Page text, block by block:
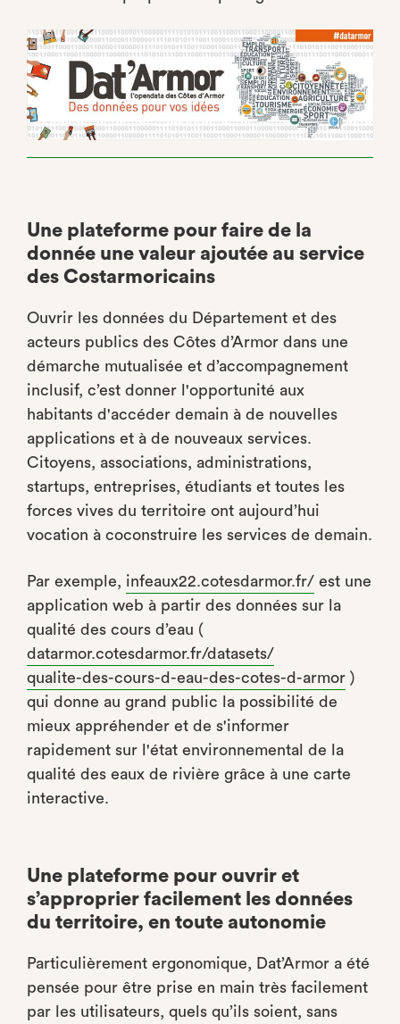
Une plateforme pour faire de la
donnée une valeur ajoutée au service
des Costarmoricains
Ouvrir les données du Département et des
acteurs publics des Côtes d’Armor dans une
démarche mutualisée et d’accompagnement
inclusif, c’est donner l'opportunité aux
habitants d'accéder demain à de nouvelles
applications et à de nouveaux services.
Citoyens, associations, administrations,
startups, entreprises, étudiants et toutes les
forces vives du territoire ont aujourd’hui
vocation à coconstruire les services de demain.
Par exemple, infeaux22.cotesdarmor.fr/ est une
application web à partir des données sur la
qualité des cours d’eau (
datarmor.cotesdarmor.fr/datasets/
qualite-des-cours-d-eau-des-cotes-d-armor )
qui donne au grand public la possibilité de
mieux appréhender et de s'informer
rapidement sur l'état environnemental de la
qualité des eaux de rivière grâce à une carte
interactive.
Une plateforme pour ouvrir et
s’approprier facilement les données
du territoire, en toute autonomie
Particulièrement ergonomique, Dat’Armor a été
pensée pour être prise en main très facilement
par les utilisateurs, quels qu’ils soient, sans